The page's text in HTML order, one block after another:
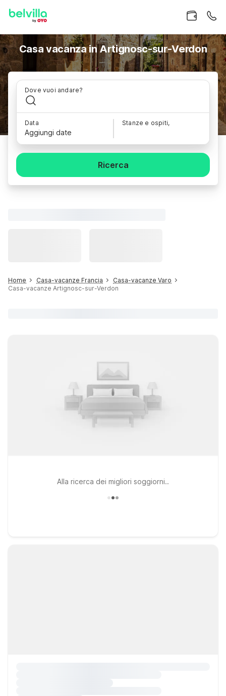
Casa vacanza in Artignosc-sur-Verdon
Dove vuoi andare?
Data
Aggiungi date
Stanze e ospiti,
Ricerca
Home Casa-vacanze Francia
Casa-vacanze Varo
Casa-vacanze Artignosc-sur-Verdon
Alla ricerca dei migliori soggiorni..